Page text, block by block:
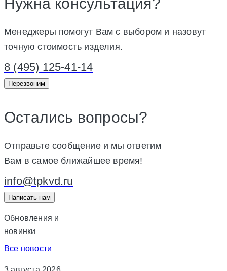
Менеджеры помогут Вам с выбором и назовут
точную стоимость изделия.
8 (495) 125-41-14
Перезвоним
Остались вопросы?
Отправьте сообщение и мы ответим
Вам в самое ближайшее время!
info@tpkvd.ru
Написать нам
Обновления и
новинки
Все новости